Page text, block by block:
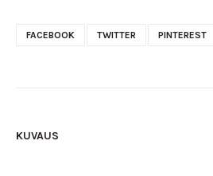
FACEBOOK TWITTER PINTEREST
KUVAUS